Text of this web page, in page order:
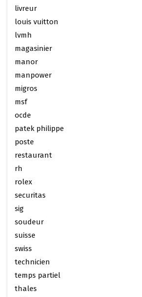
livreur
louis vuitton
lvmh
magasinier
manor
manpower
migros
msf
ocde
patek philippe
poste
restaurant
rh
rolex
securitas
sig
soudeur
suisse
swiss
technicien
temps partiel
thales